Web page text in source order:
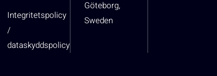
Integritetspolicy
/
dataskyddspolicy
Göteborg,
Sweden